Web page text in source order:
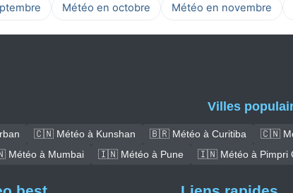
Météo en octobre Météo en novembre
Villes
🇨🇳 Météo à Kunshan 🇧🇷 Météo à Curitiba 🇨🇳
à Mumbai
🇮🇳 Météo à Pune 🇮🇳 Météo à Pimpri